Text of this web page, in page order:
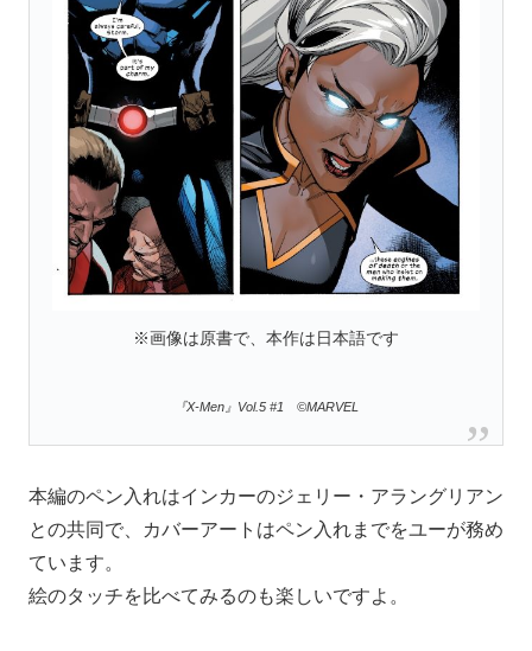
※画像は原書で、本作は日本語です
『X-Men』Vol.5 #1 ©MARVEL
本編のペン入れはインカーのジェリー・アラングリアン
との共同で、カバーアートはペン入れまでをユーが務め
ています。
絵のタッチを比べてみるのも楽しいですよ。